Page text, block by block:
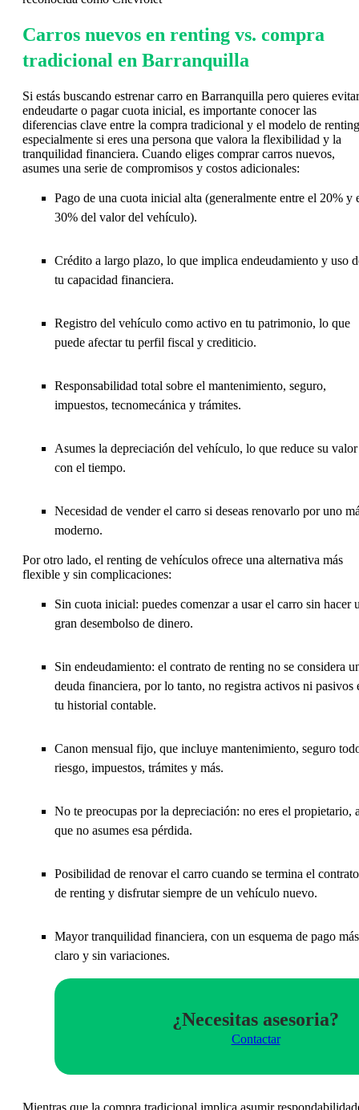
Carros nuevos en renting vs. compra
tradicional en Barranquilla
Si estás buscando estrenar carro en Barranquilla pero quieres evitar
endeudarte o pagar cuota inicial, es importante conocer las
diferencias clave entre la compra tradicional y el modelo de
especialmente si eres una persona que valora la flexibilidad y la
tranquilidad financiera. Cuando eliges comprar carros nuevos,
asumes una serie de compromisos y costos adicionales:
Pago de una cuota inicial alta (generalmente entre el 20% y
30% del valor del vehículo).
Crédito a largo plazo, lo que implica endeudamiento y uso
tu capacidad financiera.
Registro del vehículo como activo en tu patrimonio, lo que
puede afectar tu perfil fiscal y crediticio.
Responsabilidad total sobre el mantenimiento, seguro,
impuestos, tecnomecánica y trámites.
Asumes la depreciación del vehículo, lo que reduce su valor
con el tiempo.
Necesidad de vender el carro si deseas renovarlo por uno
moderno.
Por otro lado, el renting de vehículos ofrece una alternativa más
flexible y sin complicaciones:
Sin cuota inicial: puedes comenzar a usar el carro sin hacer
gran desembolso de dinero.
Sin endeudamiento: el contrato de renting no se considera
deuda financiera, por lo tanto, no registra activos ni pasivos
tu historial contable.
Canon mensual fijo, que incluye mantenimiento, seguro
riesgo, impuestos, trámites y más.
No te preocupas por la depreciación: no eres el propietario,
que no asumes esa pérdida.
Posibilidad de renovar el carro cuando se termina el contrato
de renting y disfrutar siempre de un vehículo nuevo.
Mayor tranquilidad financiera, con un esquema de pago más
claro y sin variaciones.
¿Necesitas asesoria?
Contactar